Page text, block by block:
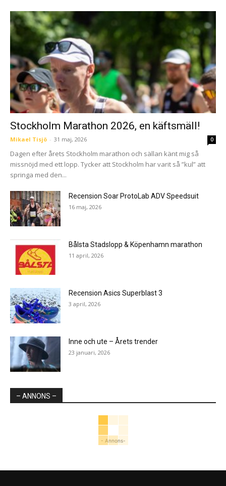
Stockholm Marathon 2026, en käftsmäll!
Mikael Tisjö - 31 maj, 2026 0
Dagen efter årets Stockholm marathon och sällan känt mig så
missnöjd med ett lopp. Tycker att Stockholm har varit så ”kul” att
springa med den...
Recension Soar ProtoLab ADV Speedsuit
16 maj, 2026
Bålsta Stadslopp & Köpenhamn marathon
11 april, 2026
Recension Asics Superblast 3
3 april, 2026
Inne och ute – Årets trender
23 januari, 2026
– ANNONS –
- Annons-